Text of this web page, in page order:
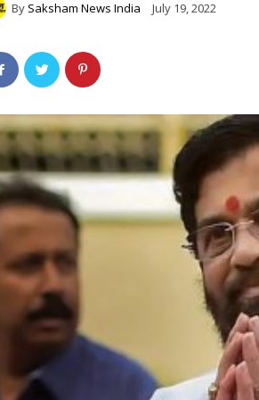
By Saksham News India July 19, 2022